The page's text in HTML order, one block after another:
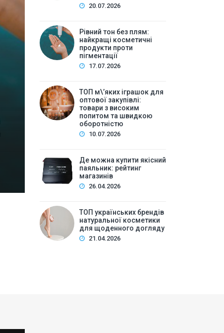
ТОП м\’яких іграшок для
високим попитом
Зміст:Історія попиту на м\’які іграшки: від
оптової закупівлі у 2026 роціKalibri — лідер за
20.07.2026
Рівний тон без плям:
найкращі косметичні
продукти проти
пігментації
17.07.2026
ТОП м\’яких іграшок для
оптової закупівлі:
товари з високим
попитом та швидкою
оборотністю
10.07.2026
Де можна купити якісний
паяльник: рейтинг
магазинів
26.04.2026
ТОП українських брендів
натуральної косметики
для щоденного догляду
21.04.2026